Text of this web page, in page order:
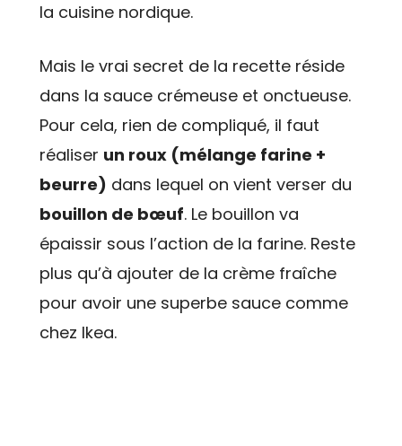
la cuisine nordique.
Mais le vrai secret de la recette réside
dans la sauce crémeuse et onctueuse.
Pour cela, rien de compliqué, il faut
réaliser un roux (mélange farine +
beurre) dans lequel on vient verser du
bouillon de bœuf. Le bouillon va
épaissir sous l’action de la farine. Reste
plus qu’à ajouter de la crème fraîche
pour avoir une superbe sauce comme
chez Ikea.